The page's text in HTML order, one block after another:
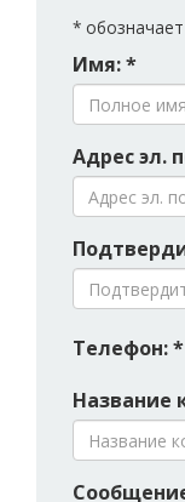
*
Имя: *
Адрес эл.
Телефон: *
Название